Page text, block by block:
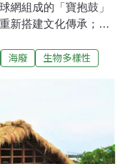
網組成的「寶抱鼓」
新搭建文化傳承；他
從未拜過師的范志明
中心專訪（上）
淬鍊和創作歷程。36
力卻如火如荼地開
也不時地在其中放進
的他，因緣際會從小
海廢 生物多樣性